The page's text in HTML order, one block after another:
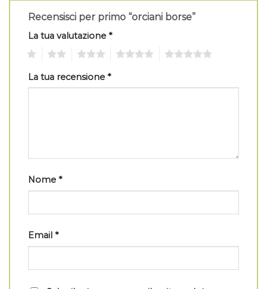
Recensisci per primo “orciani borse”
La tua valutazione *
La tua recensione *
Nome *
Email *